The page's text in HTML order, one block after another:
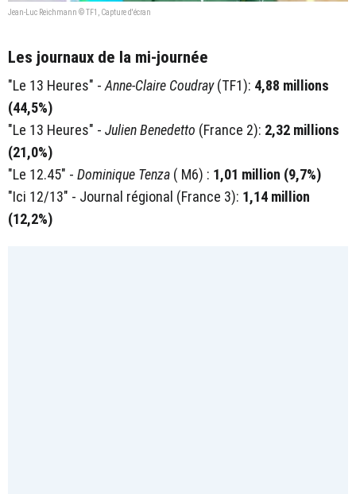
Jean-Luc Reichmann © TF1, Capture d'écran
Les journaux de la mi-journée
"Le 13 Heures" - Anne-Claire Coudray(TF1): 4,88 millions
(44,5%)
"Le 13 Heures" - Julien Benedetto (France 2): 2,32 millions
(21,0%)
"Le 12.45" - Dominique Tenza ( M6) : 1,01 million (9,7%)
"Ici 12/13" - Journal régional (France 3): 1,14 million
(12,2%)